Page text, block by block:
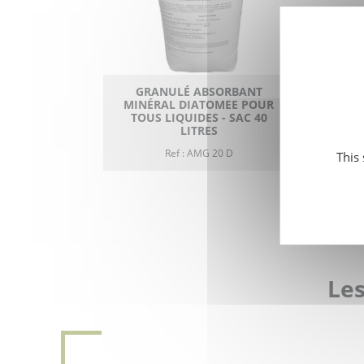
GRANULÉ ABSORBANT
MINÉRAL DIATOMEE POUR
TOUS LIQUIDES - SAC 40
LITRES
Ref : AMG 20 D This